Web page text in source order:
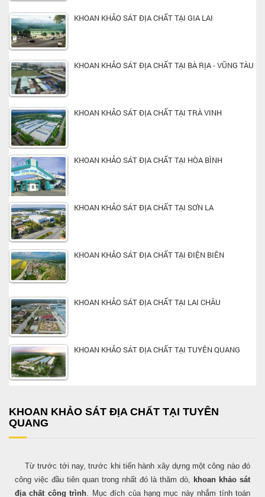
KHOAN KHẢO SÁT ĐỊA CHẤT TẠI GIA LAI
KHOAN KHẢO SÁT ĐỊA CHẤT TẠI BÀ RỊA - VŨNG TÀU
KHOAN KHẢO SÁT ĐỊA CHẤT TẠI TRÀ VINH
KHOAN KHẢO SÁT ĐỊA CHẤT TẠI HÒA BÌNH
KHOAN KHẢO SÁT ĐỊA CHẤT TẠI SƠN LA
KHOAN KHẢO SÁT ĐỊA CHẤT TẠI ĐIỆN BIÊN
KHOAN KHẢO SÁT ĐỊA CHẤT TẠI LAI CHÂU
KHOAN KHẢO SÁT ĐỊA CHẤT TẠI TUYÊN QUANG
KHOAN KHẢO SÁT ĐỊA CHẤT TẠI TUYÊN
QUANG
Từ trước tới nay, trước khi tiến hành xây dựng một công nào đó
công việc đầu tiên quan trong nhất đó là thăm dò, khoan khảo sát
địa chất công trình. Mục đích của hạng mục này nhắm tính toán